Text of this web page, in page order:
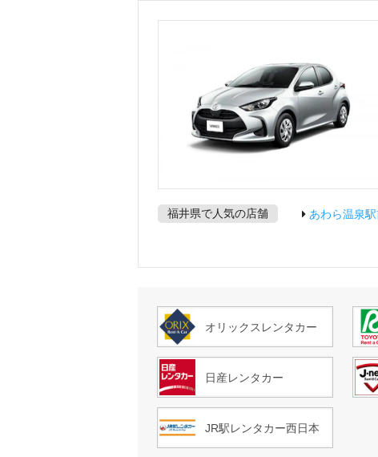
福井県で人気の店舗 あわら温泉
オリックスレンタカー
日産レンタカー
JR駅レンタカー西日本